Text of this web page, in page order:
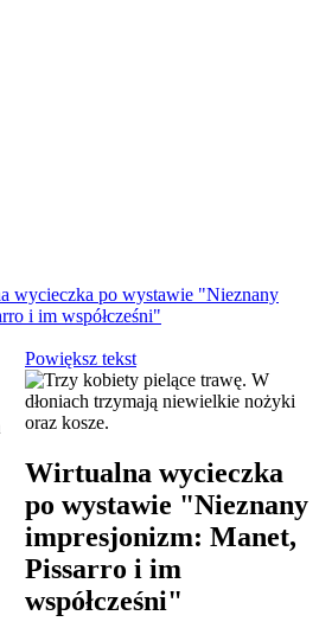
wycieczka po wystawie "Nieznany
i im współcześni"
Powiększ tekst
Wirtualna wycieczka
po wystawie "Nieznany
impresjonizm: Manet,
Pissarro i im
współcześni"